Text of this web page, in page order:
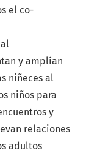
el co-
y amplían
niñeces al
niños para
y
relaciones
adultos